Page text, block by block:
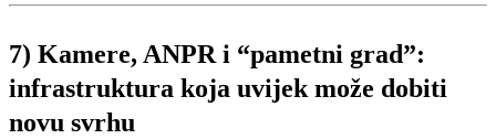
7) Kamere, ANPR i “pametni grad”:
infrastruktura koja uvijek može dobiti
novu svrhu